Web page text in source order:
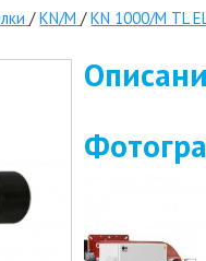
/KN/M /KN 1000/M TL